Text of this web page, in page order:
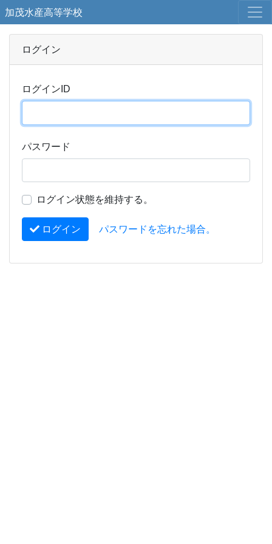
加茂水産高等学校
ログイン
ログインID
パスワード
ログイン状態を維持する。
ログイン パスワードを忘れた場合。